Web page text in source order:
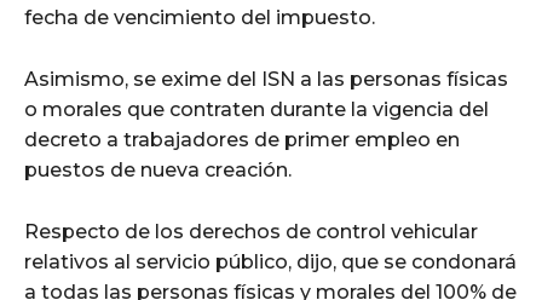
fecha de vencimiento del impuesto.
Asimismo, se exime del ISN a las personas físicas
o morales que contraten durante la vigencia del
decreto a trabajadores de primer empleo en
puestos de nueva creación.
Respecto de los derechos de control vehicular
relativos al servicio público, dijo, que se condonará
a todas las personas físicas y morales del 100% de